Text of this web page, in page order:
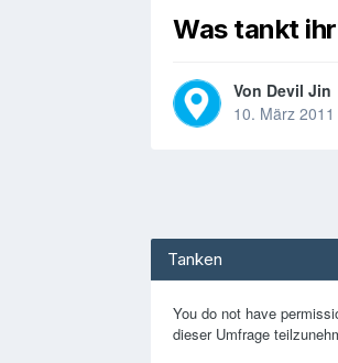
Was tankt
Von Devil Jin
10. März 2011
Tanken
You do not have
dieser Umfrage